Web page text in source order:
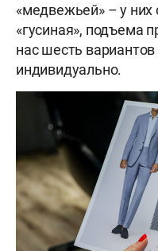
«медвежьей» – у них
«гусиная», подъема
нас шесть
индивидуально.